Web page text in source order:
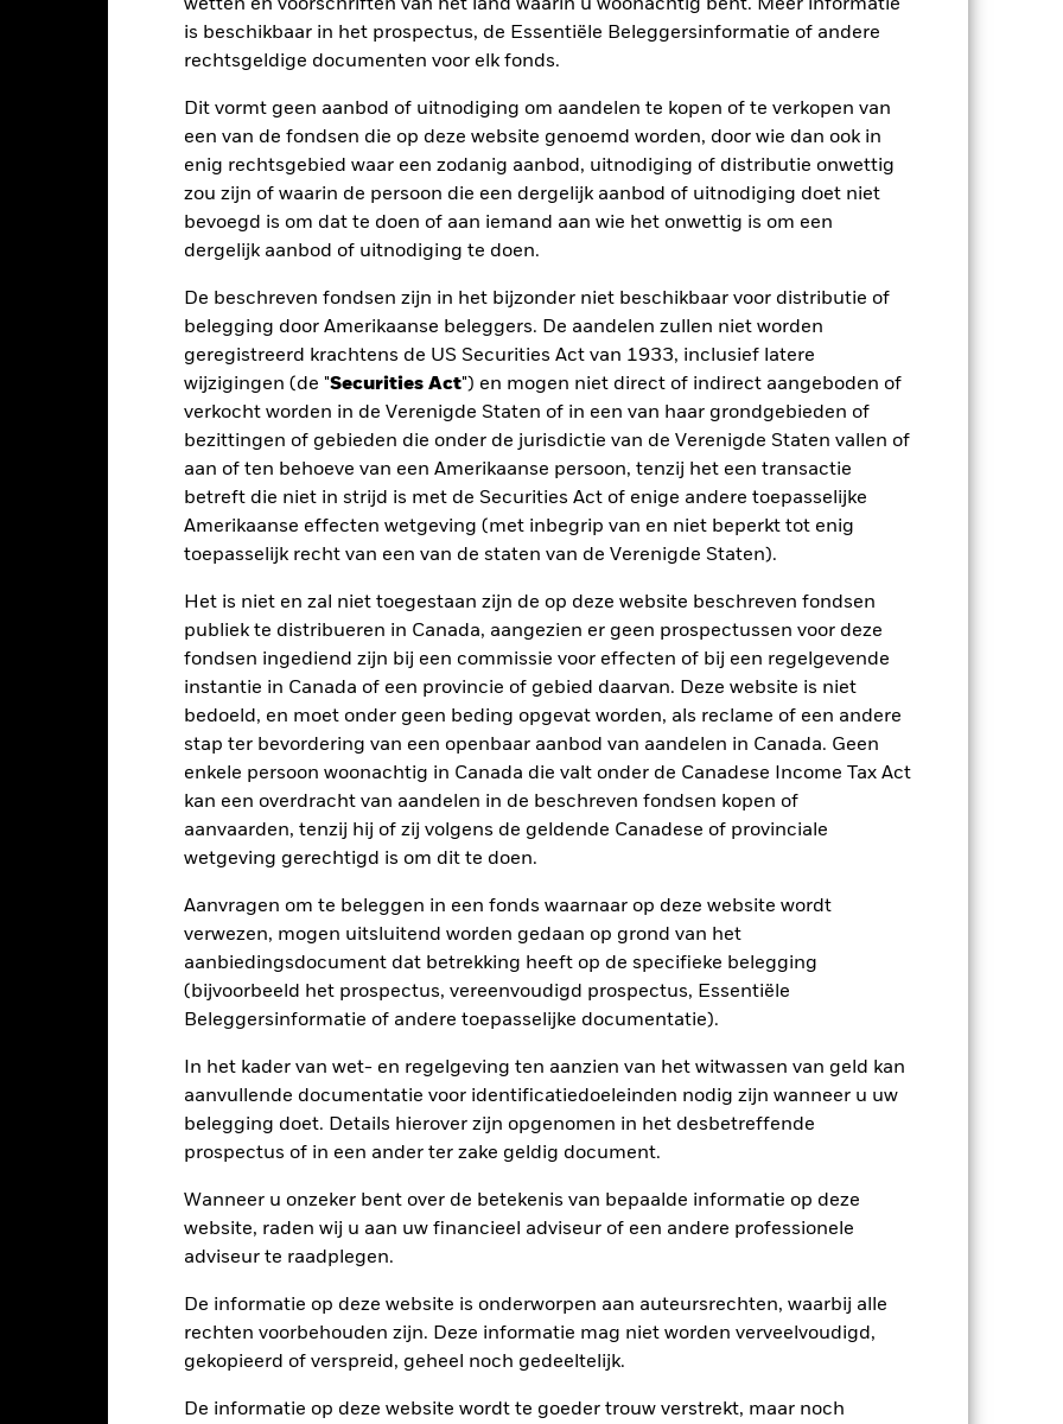
wetten en voorschriften van het land waarin u woonachtig bent. Meer informatie
is beschikbaar in het prospectus, de Essentiële Beleggersinformatie of andere
rechtsgeldige documenten voor elk fonds.
Dit vormt geen aanbod of uitnodiging om aandelen te kopen of te verkopen van
een van de fondsen die op deze website genoemd worden, door wie dan ook in
enig rechtsgebied waar een zodanig aanbod, uitnodiging of distributie onwettig
zou zijn of waarin de persoon die een dergelijk aanbod of uitnodiging doet niet
bevoegd is om dat te doen of aan iemand aan wie het onwettig is om een
dergelijk aanbod of uitnodiging te doen.
De beschreven fondsen zijn in het bijzonder niet beschikbaar voor distributie of
belegging door Amerikaanse beleggers. De aandelen zullen niet worden
geregistreerd krachtens de US Securities Act van 1933, inclusief latere
wijzigingen (de "Securities Act") en mogen niet direct of indirect aangeboden of
verkocht worden in de Verenigde Staten of in een van haar grondgebieden of
bezittingen of gebieden die onder de jurisdictie van de Verenigde Staten vallen of
aan of ten behoeve van een Amerikaanse persoon, tenzij het een transactie
betreft die niet in strijd is met de Securities Act of enige andere toepasselijke
Amerikaanse effecten wetgeving (met inbegrip van en niet beperkt tot enig
toepasselijk recht van een van de staten van de Verenigde Staten).
Het is niet en zal niet toegestaan zijn de op deze website beschreven fondsen
publiek te distribueren in Canada, aangezien er geen prospectussen voor deze
fondsen ingediend zijn bij een commissie voor effecten of bij een regelgevende
instantie in Canada of een provincie of gebied daarvan. Deze website is niet
bedoeld, en moet onder geen beding opgevat worden, als reclame of een andere
stap ter bevordering van een openbaar aanbod van aandelen in Canada. Geen
enkele persoon woonachtig in Canada die valt onder de Canadese Income Tax Act
kan een overdracht van aandelen in de beschreven fondsen kopen of
aanvaarden, tenzij hij of zij volgens de geldende Canadese of provinciale
wetgeving gerechtigd is om dit te doen.
Aanvragen om te beleggen in een fonds waarnaar op deze website wordt
verwezen, mogen uitsluitend worden gedaan op grond van het
aanbiedingsdocument dat betrekking heeft op de specifieke belegging
(bijvoorbeeld het prospectus, vereenvoudigd prospectus, Essentiële
Beleggersinformatie of andere toepasselijke documentatie).
In het kader van wet- en regelgeving ten aanzien van het witwassen van geld kan
aanvullende documentatie voor identificatiedoeleinden nodig zijn wanneer u uw
belegging doet. Details hierover zijn opgenomen in het desbetreffende
prospectus of in een ander ter zake geldig document.
Wanneer u onzeker bent over de betekenis van bepaalde informatie op deze
website, raden wij u aan uw financieel adviseur of een andere professionele
adviseur te raadplegen.
De informatie op deze website is onderworpen aan auteursrechten, waarbij alle
rechten voorbehouden zijn. Deze informatie mag niet worden verveelvoudigd,
gekopieerd of verspreid, geheel noch gedeeltelijk.
De informatie op deze website wordt te goeder trouw verstrekt, maar noch
2,2 14,4
-5,8 2,2 9,3
genomen bij de berekening.
getoonde cijfers hebben betrekking op de prestaties in het verleden.In het verleden behaalde resultaten
geen betrouwbare indicator voor toekomstige resultaten. Markten kunnen zich in de toekomst heel
ontwikkelen. Het kan u helpen om te beoordelen hoe het fonds in het verleden werd beheerd
prestaties worden weergegeven op basis van de netto-inventariswaarde (NIW), waarbij de bruto-inkomsten,
van toepassing, worden herbelegd. Het rendement van uw belegging kan stijgen of dalen als gevolg
valutaschommelingen als uw belegging wordt gedaan in een andere valuta dan die gebruikt in de
Belangrijkste Risico's
specifieke sectoren, landen, valuta's of bedrijven. Dit betekent dat het Fonds gevoeliger is voor lokale
of regelgevingsgebeurtenissen.De waarde van aandelen en aandelengerelateerde effecten kan
op de aandelenmarkten. Tot de andere factoren die van invloed zijn, behoren politiek en
belangrijke gebeurtenissen in de bedrijven.Beleggingen in infrastructuureffecten zijn onderhevig aan
overheidsregels, prijs, aanbod en concurrentie.Beleggingen in infrastructuureffecten zijn onderhevig
overheidsregels, prijs, aanbod en concurrentie.
activiteiten die niet in overeenstemming zijn met ESG-criteria. Na een ESG-screening kan het potentiële
en een dergelijke screening kan een negatief effect hebben op de waarde van de beleggingen van
die diensten leveren zoals de bewaring van activa, of die optreden als tegenpartij voor afgeleide
Kerngegevens
Infrastructure 50/50 Net Tax
Index
1,61%
LU2346227817
USD 5.000,00
Introductiedatum 24/jun/2021
Valuta reeks USD
Beleggingscategorie
Historische Vergelijkende
benchmark 2
FTSE Developed Core
Infrastructure 50/50 Net Tax
Index
Aankoopkosten (maximaal)
Beheerskosten 1,20%
Prestatievergoeding 0,00%
Minimale vervolginleg
Domicilie Luxemburg